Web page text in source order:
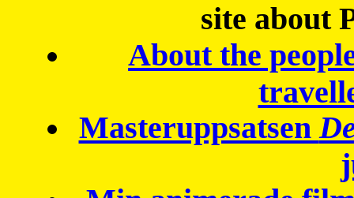
site about
About the
Masteruppsatsen